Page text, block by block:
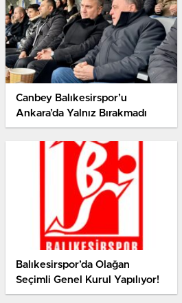
Canbey Balıkesirspor’u
Ankara’da Yalnız Bırakmadı
Balıkesirspor’da Olağan
Seçimli Genel Kurul Yapılıyor!